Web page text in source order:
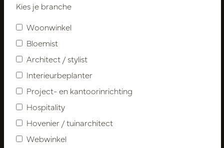
Klantenservice
Contact
Over ons
Nieuwsbrief
Privacy Policy
Leveringsvoorwaarden
Mijn account
Kies je branche
Woonwinkel
Bloemist
Architect / stylist
Interieurbeplanter
Project- en kantoorinrichting
Hospitality
Hovenier / tuinarchitect
Webwinkel